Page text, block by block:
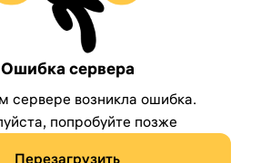
Ошибка сервера
сервере возникла ошибка.
попробуйте позже
Перезагрузить